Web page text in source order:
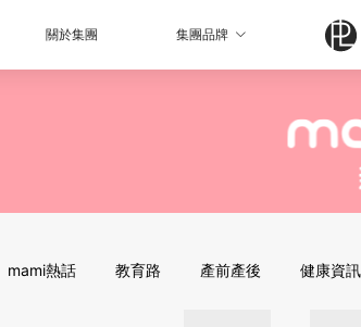
關於集團 集團品牌
mami熱話 教育路 產前產後 健康資訊